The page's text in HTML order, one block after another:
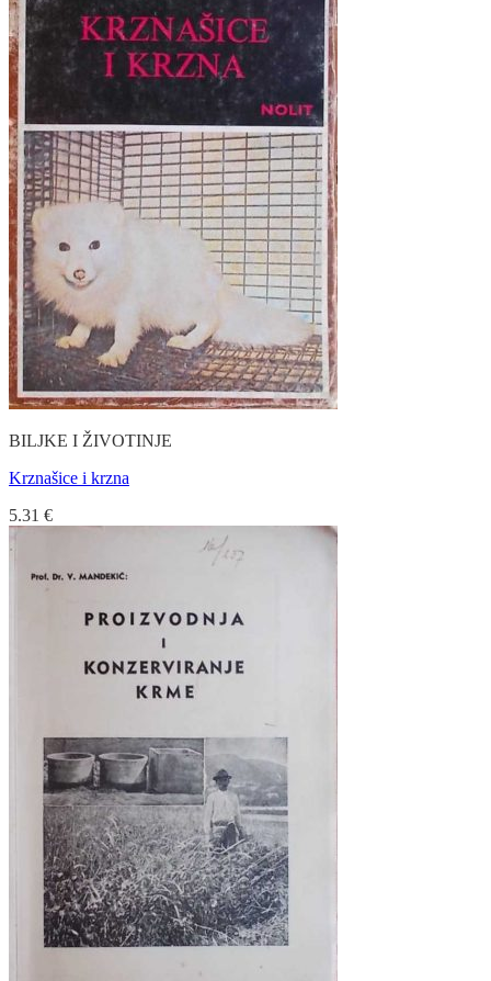
BILJKE I ŽIVOTINJE
Krznašice i krzna
5.31 €